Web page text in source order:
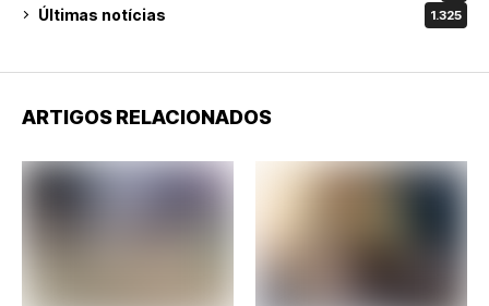
Últimas notícias 1.325
ARTIGOS RELACIONADOS